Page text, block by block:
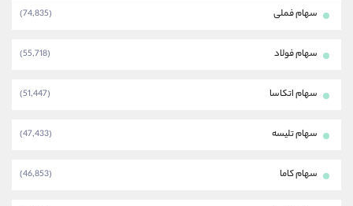
سهام فملی (74,835)
سهام فولاد (55,718)
سهام اتکاسا (51,447)
سهام تلیسه (47,433)
سهام کاما (46,853)